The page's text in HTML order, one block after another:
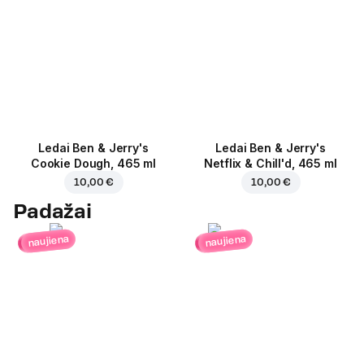
Ledai Ben & Jerry's
Cookie Dough, 465 ml
10,00 €
Ledai Ben & Jerry's
Netflix & Chill'd, 465 ml
10,00 €
Padažai
naujiena naujiena